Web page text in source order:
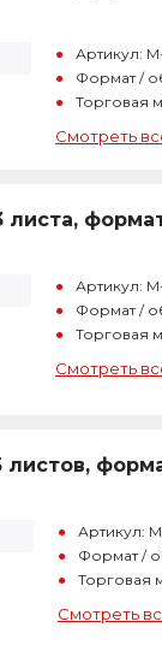
Артикул:
Формат /
Торговая
Смотреть
Артикул:
Формат /
Торговая
Смотреть
Артикул:
Формат /
Торговая
Смотреть